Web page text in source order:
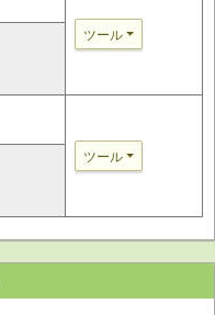
ツール
ツール